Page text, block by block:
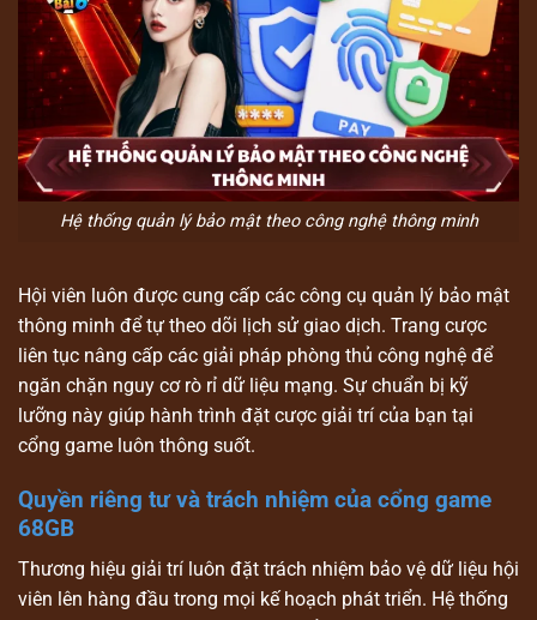
Hệ thống quản lý bảo mật theo công nghệ thông minh
Hội viên luôn được cung cấp các công cụ quản lý bảo mật
thông minh để tự theo dõi lịch sử giao dịch. Trang cược
liên tục nâng cấp các giải pháp phòng thủ công nghệ để
ngăn chặn nguy cơ rò rỉ dữ liệu mạng. Sự chuẩn bị kỹ
lưỡng này giúp hành trình đặt cược giải trí của bạn tại
cổng game luôn thông suốt.
Quyền riêng tư và trách nhiệm của cổng game
68GB
Thương hiệu giải trí luôn đặt trách nhiệm bảo vệ dữ liệu hội
viên lên hàng đầu trong mọi kế hoạch phát triển. Hệ thống